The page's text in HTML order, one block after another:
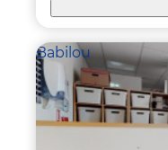
Babilou